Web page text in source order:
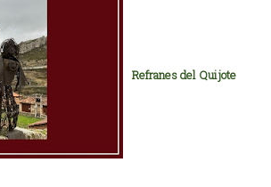
Refranes del Quijote